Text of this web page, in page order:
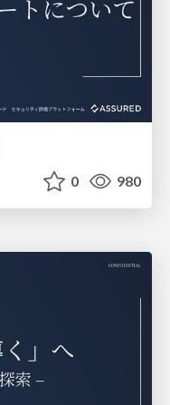
0 980